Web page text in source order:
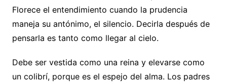
Florece el entendimiento cuando la prudencia
maneja su antónimo, el silencio. Decirla después de
pensarla es tanto como llegar al cielo.
Debe ser vestida como una reina y elevarse como
un colibrí, porque es el espejo del alma. Los padres